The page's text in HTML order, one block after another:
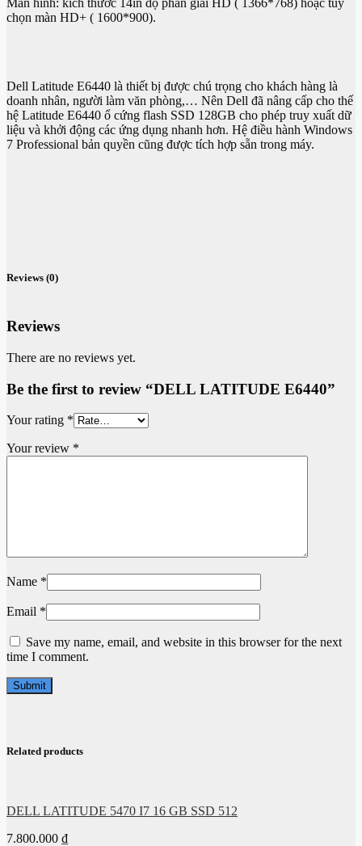
Màn hình: kích thước 14in độ phân giải HD ( 1366*768) hoặc tùy
chọn màn HD+ ( 1600*900).
Dell Latitude E6440 là thiết bị được chú trọng cho khách hàng là
doanh nhân, người làm văn phòng,… Nên Dell đã nâng cấp cho thế
hệ Latitude E6440 ổ cứng flash SSD 128GB cho phép truy xuất dữ
liệu và khởi động các ứng dụng nhanh hơn. Hệ điều hành Windows
7 Professional bản quyền cũng được tích hợp sẵn trong máy.
Reviews (0)
Reviews
There are no reviews yet.
Be the first to review “DELL LATITUDE E6440”
Your rating *
Your review *
Name *
Email *
Save my name, email, and website in this browser for the next
time I comment.
Related products
DELL LATITUDE 5470 I7 16 GB SSD 512
7.800.000 ₫